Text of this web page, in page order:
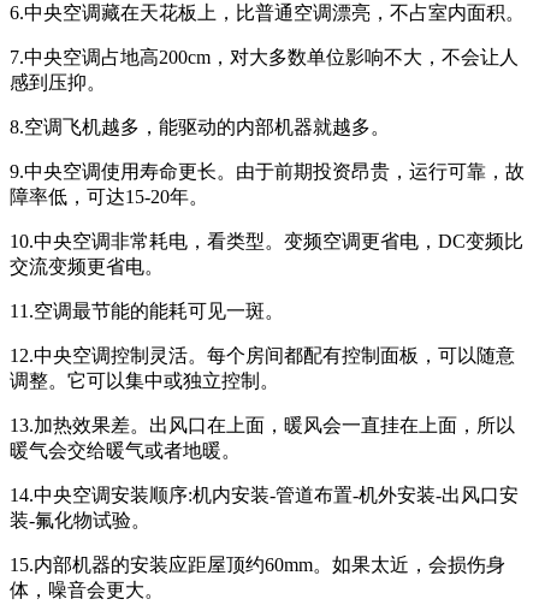
6.中央空调藏在天花板上，比普通空调漂亮，不占室内面积。
7.中央空调占地高200cm，对大多数单位影响不大，不会让人
感到压抑。
8.空调飞机越多，能驱动的内部机器就越多。
9.中央空调使用寿命更长。由于前期投资昂贵，运行可靠，故
障率低，可达15-20年。
10.中央空调非常耗电，看类型。变频空调更省电，DC变频比
交流变频更省电。
11.空调最节能的能耗可见一斑。
12.中央空调控制灵活。每个房间都配有控制面板，可以随意
调整。它可以集中或独立控制。
13.加热效果差。出风口在上面，暖风会一直挂在上面，所以
暖气会交给暖气或者地暖。
14.中央空调安装顺序:机内安装-管道布置-机外安装-出风口安
装-氟化物试验。
15.内部机器的安装应距屋顶约60mm。如果太近，会损伤身
体，噪音会更大。